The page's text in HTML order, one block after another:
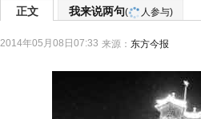
正文 我来说两句( 人参与)
2014年05月08日07:33 来源： 东方今报